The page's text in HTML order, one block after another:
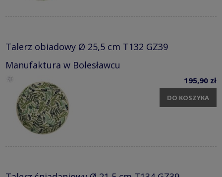
Talerz obiadowy Ø 25,5 cm T132 GZ39
Manufaktura w Bolesławcu
195,90 zł
DO KOSZYKA